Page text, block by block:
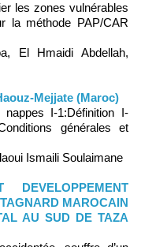
les zones vulnérables
la méthode PAP/CAR
El Hmaidi Abdellah,
Mejjate (Maroc)
I-1:Définition I-
générales et
Ismaili Soulaimane
DEVELOPPEMENT
MAROCAIN
AU SUD DE TAZA